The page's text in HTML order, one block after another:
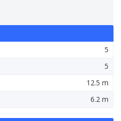
5
5
12.5 m
6.2 m